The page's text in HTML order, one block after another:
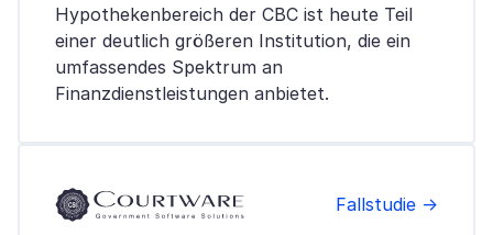
Hypothekenbereich der CBC ist heute Teil
einer deutlich größeren Institution, die ein
umfassendes Spektrum an
Finanzdienstleistungen anbietet.
Fallstudie →